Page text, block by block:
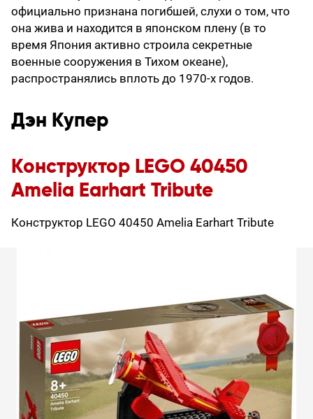
официально признана погибшей, слухи о том, что
она жива и находится в японском плену (в то
время Япония активно строила секретные
военные сооружения в Тихом океане),
распространялись вплоть до 1970-х годов.
Дэн Купер
Конструктор LEGO 40450
Amelia Earhart Tribute
Конструктор LEGO 40450 Amelia Earhart Tribute